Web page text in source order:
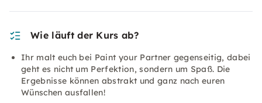
Wie läuft der Kurs ab?
Ihr malt euch bei Paint your Partner gegenseitig, dabei
geht es nicht um Perfektion, sondern um Spaß. Die
Ergebnisse können abstrakt und ganz nach euren
Wünschen ausfallen!